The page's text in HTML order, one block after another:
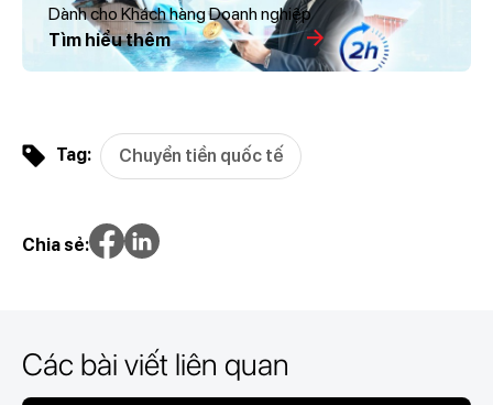
Dành cho Khách hàng Doanh nghiệp
Tìm hiểu thêm
Tag: Chuyển tiền quốc tế
Chia sẻ:
Các bài viết liên quan